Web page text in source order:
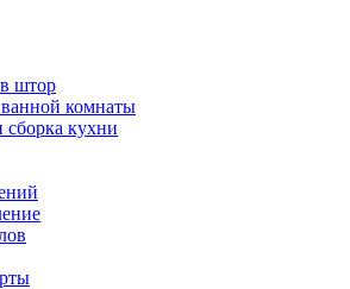
штор
комнаты
сборка кухни